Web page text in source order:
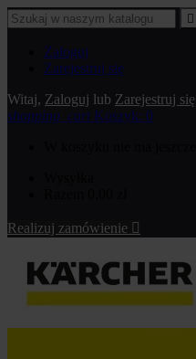

Zaloguj
Zarejestruj się
Witaj, Zaloguj lub Zarejestruj się
shopping_cart Koszyk: 0
Realizuj zamówienie 